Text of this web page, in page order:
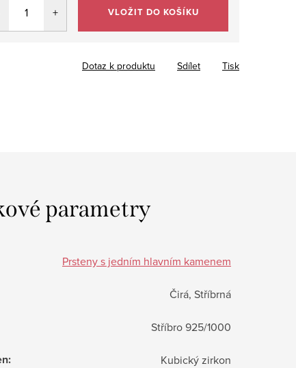
VLOŽIT DO KOŠÍKU
Tisk
Dotaz k produktu Sdílet
parametry
Prsteny s jedním hlavním kamenem
Čirá, Stříbrná
Stříbro 925/1000
: Kubický zirkon